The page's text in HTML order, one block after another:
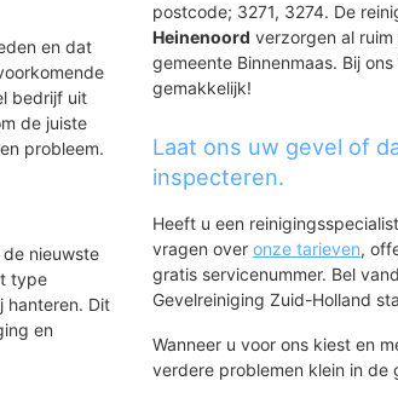
en dat
bedrijf uit
de juiste
probleem.
nieuwste
type
hanteren. Dit
en
postcode; 3271, 3274. De
Heinenoord verzorgen al
gemeente Binnenmaas. Bij
gemakkelijk!
Laat ons uw gevel of
inspecteren.
Heeft u een
vragen over onze tarieven,
gratis servicenummer. Bel
Gevelreiniging Zuid-Holland
Wanneer u voor ons kiest en
verdere problemen klein in de